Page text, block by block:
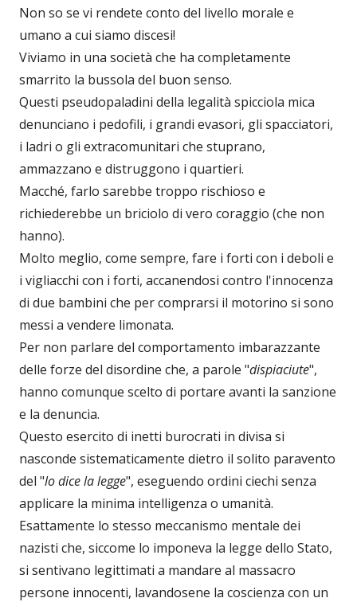
Non so se vi rendete conto del livello morale e
umano a cui siamo discesi!
Viviamo in una società che ha completamente
smarrito la bussola del buon senso.
Questi pseudopaladini della legalità spicciola mica
denunciano i pedofili, i grandi evasori, gli spacciatori,
i ladri o gli extracomunitari che stuprano,
ammazzano e distruggono i quartieri.
Macché, farlo sarebbe troppo rischioso e
richiederebbe un briciolo di vero coraggio (che non
hanno).
Molto meglio, come sempre, fare i forti con i deboli e
i vigliacchi con i forti, accanendosi contro l'innocenza
di due bambini che per comprarsi il motorino si sono
messi a vendere limonata.
Per non parlare del comportamento imbarazzante
delle forze del disordine che, a parole "dispiaciute",
hanno comunque scelto di portare avanti la sanzione
e la denuncia.
Questo esercito di inetti burocrati in divisa si
nasconde sistematicamente dietro il solito paravento
del "lo dice la legge", eseguendo ordini ciechi senza
applicare la minima intelligenza o umanità.
Esattamente lo stesso meccanismo mentale dei
nazisti che, siccome lo imponeva la legge dello Stato,
si sentivano legittimati a mandare al massacro
persone innocenti, lavandosene la coscienza con un